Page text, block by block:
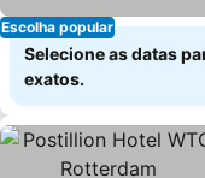
Escolha popular
Selecione as datas
exatos.